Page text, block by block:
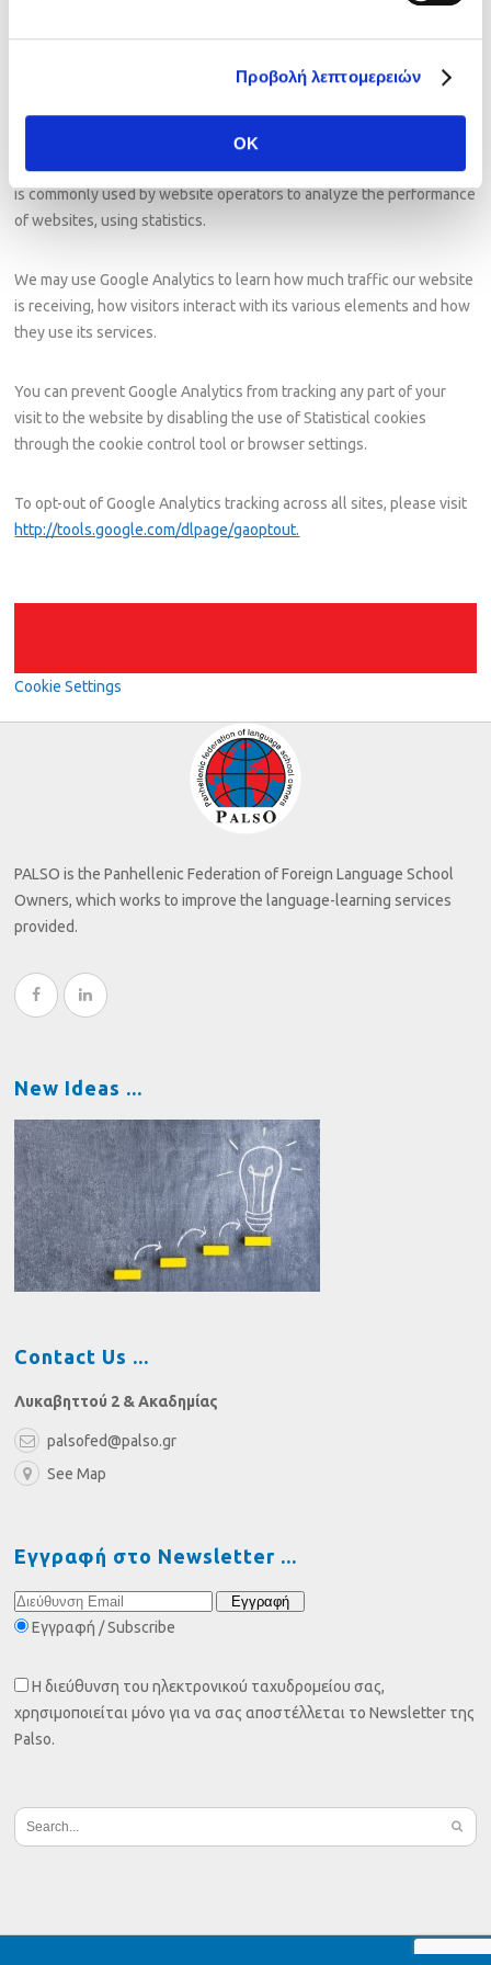
Προβολή λεπτομερειών
OK
Google Analytics is a platform owned and operated by Google that
is commonly used by website operators to analyze the performance
of websites, using statistics.
We may use Google Analytics to learn how much traffic our website
is receiving, how visitors interact with its various elements and how
they use its services.
You can prevent Google Analytics from tracking any part of your
visit to the website by disabling the use of Statistical cookies
through the cookie control tool or browser settings.
To opt-out of Google Analytics tracking across all sites, please visit
http://tools.google.com/dlpage/gaoptout.
Cookie Settings
PALSO is the Panhellenic Federation of Foreign Language School
Owners, which works to improve the language-learning services
provided.
New Ideas
Contact Us
Λυκαβηττού 2 & Ακαδημίας
palsofed@palso.gr
See Map
Εγγραφή στο Newsletter
Εγγραφή / Subscribe
Η διεύθυνση του ηλεκτρονικού ταχυδρομείου σας,
χρησιμοποιείται μόνο για να σας αποστέλλεται το Newsletter της
Palso.